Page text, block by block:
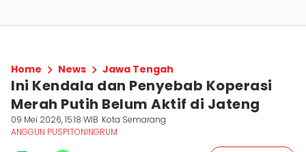
Home News Jawa Tengah
Ini Kendala dan Penyebab Koperasi
Merah Putih Belum Aktif di Jateng
09 Mei 2026, 15:18 WIB Kota Semarang
ANGGUN PUSPITONINGRUM